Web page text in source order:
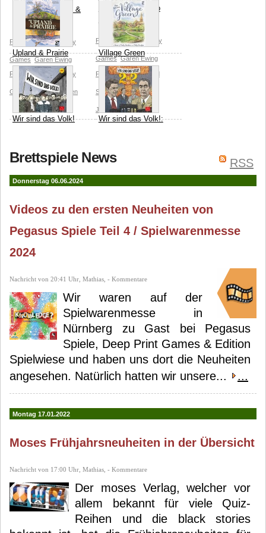
Fountain of Youth &
Other Adventures
Peer SylvesterOsprey
Games Garen Ewing
Lost World Promo
Cards
Peer SylvesterOsprey
Games Garen Ewing
Upland & Prairie
Peer Sylvester Osprey
Games Hannah Cohen
Village Green
Peer SylvesterKobold
Spieleverlag (B-Rex)
Joanna Rosa
Wir sind das Volk!
Histogame Richard Sivél
Wir sind das Volk!:
RSS
Brettspiele News
Donnerstag 06.06.2024
Videos zu den ersten Neuheiten von
Pegasus Spiele Teil 4 / Spielwarenmesse
2024
Nachricht von 20:41 Uhr, Mathias, - Kommentare
Wir waren auf der
Spielwarenmesse in
Nürnberg zu Gast bei Pegasus
Spiele, Deep Print Games & Edition
Spielwiese und haben uns dort die Neuheiten
angesehen. Natürlich hatten wir unsere...
...
Montag 17.01.2022
Moses Frühjahrsneuheiten in der Übersicht
Nachricht von 17:00 Uhr, Mathias, - Kommentare
Der moses Verlag, welcher vor
allem bekannt für viele Quiz-
Reihen und die black stories